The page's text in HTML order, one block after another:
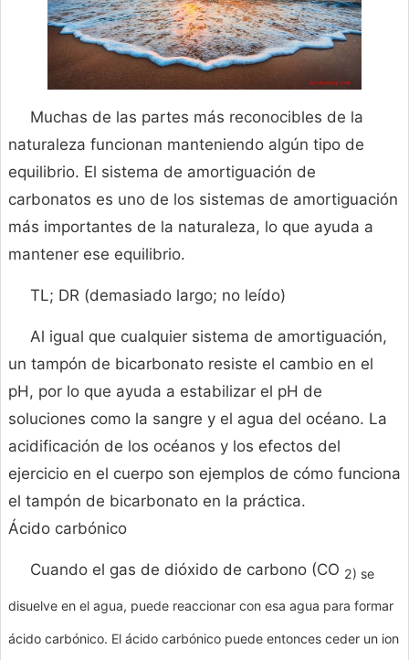
Muchas de las partes más reconocibles de la
naturaleza funcionan manteniendo algún tipo de
equilibrio. El sistema de amortiguación de
carbonatos es uno de los sistemas de amortiguación
más importantes de la naturaleza, lo que ayuda a
mantener ese equilibrio.
TL; DR (demasiado largo; no leído)
Al igual que cualquier sistema de amortiguación,
un tampón de bicarbonato resiste el cambio en el
pH, por lo que ayuda a estabilizar el pH de
soluciones como la sangre y el agua del océano. La
acidificación de los océanos y los efectos del
ejercicio en el cuerpo son ejemplos de cómo funciona
el tampón de bicarbonato en la práctica.
Ácido carbónico
Cuando el gas de dióxido de carbono (CO 2) se
disuelve en el agua, puede reaccionar con esa agua para formar
ácido carbónico. El ácido carbónico puede entonces ceder un ion